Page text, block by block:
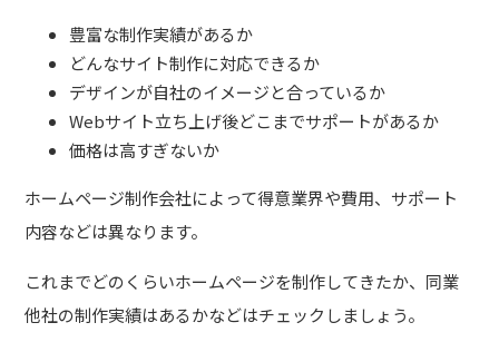
豊富な制作実績があるか
どんなサイト制作に対応できるか
デザインが自社のイメージと合っているか
Webサイト立ち上げ後どこまでサポートがあるか
価格は高すぎないか
ホームページ制作会社によって得意業界や費用、サポート
内容などは異なります。
これまでどのくらいホームページを制作してきたか、同業
他社の制作実績はあるかなどはチェックしましょう。